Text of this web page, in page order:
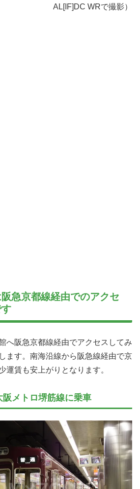
AL[IF]DC WRで撮影）
急京都線経由でのアクセ
へ阪急京都線経由でアクセスしてみ
ます。南海沿線から阪急線経由で京
運賃も安上がりとなります。
メトロ堺筋線に乗車